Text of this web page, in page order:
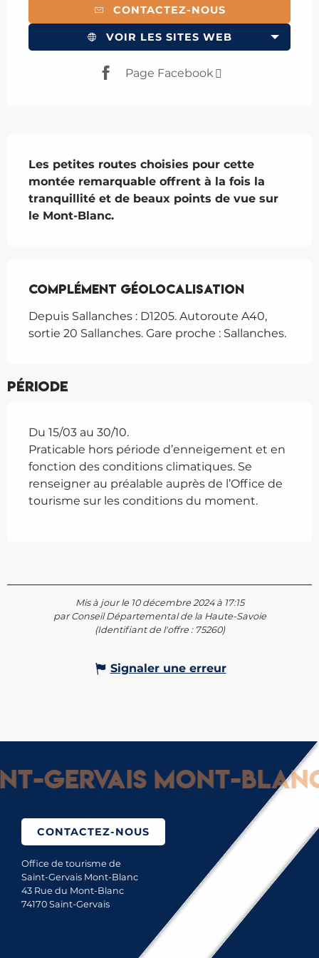
CONTACTEZ-NOUS
VOIR LES SITES WEB
Page Facebook
Les petites routes choisies pour cette
montée remarquable offrent à la fois la
tranquillité et de beaux points de vue sur
le Mont-Blanc.
Complément géolocalisation
Complément géolocalisation
Depuis Sallanches : D1205. Autoroute A40,
sortie 20 Sallanches. Gare proche : Sallanches.
Période
Du 15/03 au 30/10.
Praticable hors période d’enneigement et en
fonction des conditions climatiques. Se
renseigner au préalable auprès de l’Office de
tourisme sur les conditions du moment.
Mis à jour le 10 décembre 2024 à 17:15
par Conseil Départemental de la Haute-Savoie
(Identifiant de l'offre : 75260)
Signaler une erreur
Gervais Mont-Blanc
CONTACTEZ-NOUS
Office de tourisme de
Saint-Gervais Mont-Blanc
43 Rue du Mont-Blanc
74170 Saint-Gervais